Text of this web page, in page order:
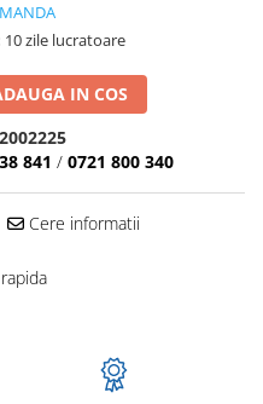
10 zile lucratoare
IN COS
2002225
841 / 0721 800 340
Cere informatii